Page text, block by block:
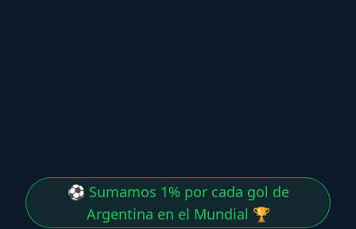
⚽ Sumamos 1% por cada gol de
Argentina en el Mundial 🏆